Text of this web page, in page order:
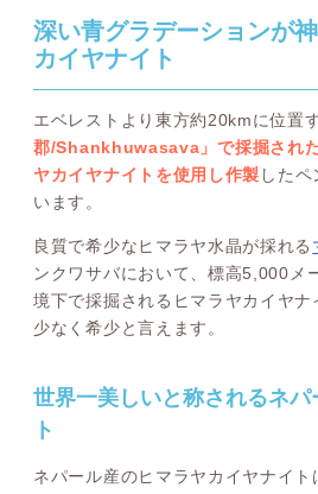
深い青グラデーションが
カイヤナイト
エベレストより東方約20kmに位置
郡/Shankhuwasava」で採掘され
ヤカイヤナイトを使用し作製 した
います。
良質で希少なヒマラヤ水晶が採れる
ンクワサバにおいて、標高5,000メ
境下で採掘されるヒマラヤカイヤナ
少なく希少と言えます。
世界一美しいと称されるネパ
ト
ネパール産のヒマラヤカイヤナイ